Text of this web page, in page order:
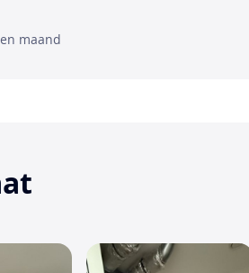
maand